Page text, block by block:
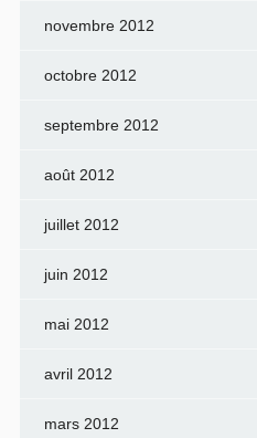
novembre 2012
octobre 2012
septembre 2012
août 2012
juillet 2012
juin 2012
mai 2012
avril 2012
mars 2012